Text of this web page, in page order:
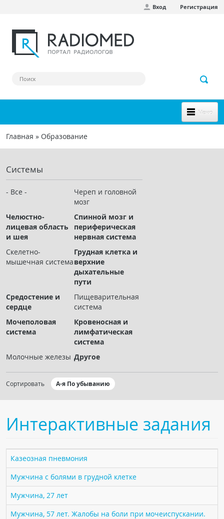
Вход Регистрация
Меню
НОВОЕ НА САЙТЕ
СООБЩЕСТВО
Клинические наблюдения
Чат RADIOMED
ОБРАЗОВАНИЕ
Интерактивные задания
Презентации
Журнал "Лучевая диагностика и терапия"
ПАЦИЕНТАМ
Где пройти обследование
Компьютерная томография (КТ)
Магнитно-резонансная томография (МРТ)
Вы здесь
Главная » Образование
Системы
- Все -
Череп и головной
мозг
Челюстно-
лицевая область
и шея
Спинной мозг и
периферическая
нервная система
Скелетно-
мышечная система
Грудная клетка и
верхние
дыхательные
пути
Средостение и
сердце
Пищеварительная
система
Мочеполовая
система
Кровеносная и
лимфатическая
система
Молочные железы Другое
Сортировать А-я По убыванию
Интерактивные задания
Казеозная пневмония
Мужчина с болями в грудной клетке
Мужчина, 27 лет
Мужчина, 57 лет. Жалобы на боли при мочеиспускании.